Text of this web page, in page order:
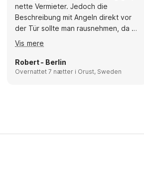
nette Vermieter. Jedoch die
Beschreibung mit Angeln direkt vor
der Tür sollte man rausnehmen, da es
dort sehr schwierigen Zugang zum
Wasser und keine wirklichen Stellen
gibt da man direkt am Fähranleger
bzw. Hafen mit vielen Booten ist
Vis mere
Robert - Berlin
Overnattet 7 nætter i Orust, Sweden